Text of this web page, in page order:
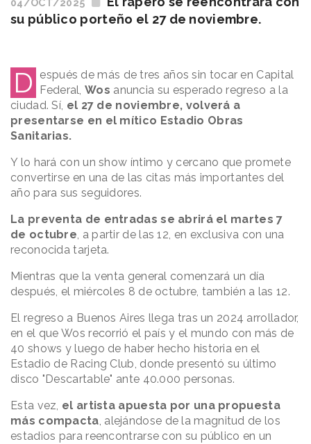
04/OCT/2025
su público porteño el 27 de noviembre.
D
espués de más de tres años sin tocar en Capital
Federal,Wos anuncia su esperado regreso a la
ciudad. Sí, el 27 de noviembre, volverá a
presentarse en el mítico Estadio Obras
Sanitarias.
Y lo hará con un show íntimo y cercano que promete
convertirse en una de las citas más importantes del
año para sus seguidores.
La preventa de entradas se abrirá el martes 7
de octubre, a partir de las 12, en exclusiva con una
reconocida tarjeta.
Mientras que la venta general comenzará un día
después, el miércoles 8 de octubre, también a las 12.
El regreso a Buenos Aires llega tras un 2024 arrollador,
en el que Wos recorrió el país y el mundo con más de
40 shows y luego de haber hecho historia en el
Estadio de Racing Club, donde presentó su último
disco "Descartable" ante 40.000 personas.
Esta vez, el artista apuesta por una propuesta
más compacta, alejándose de la magnitud de los
estadios para reencontrarse con su público en un